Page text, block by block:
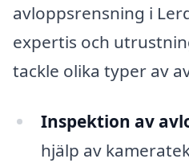
avloppsrensning i
expertis och
tackle olika typer av
Inspektion av
hjälp av